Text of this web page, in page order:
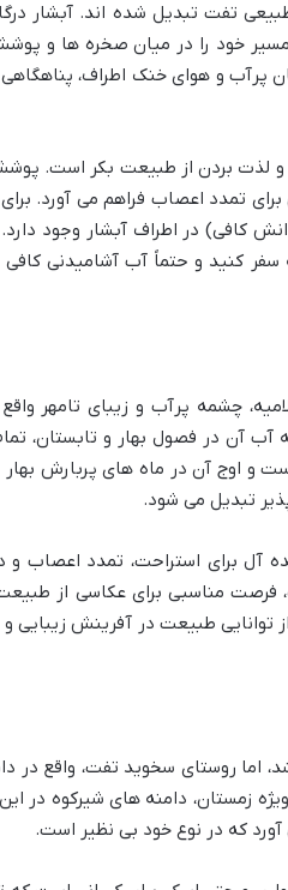
تفت تبدیل شده اند. آبشار
و مسیر خود را در میان صخره ها و
پرآب و هوای خنک اطراف، پناهگاهی
و لذت بردن از طبیعت بکر است.
تمدد اعصاب فراهم می آورد. برای
کافی) در اطراف آبشار وجود
کنید و حتماً آب آشامیدنی کافی
اسلامیه، چشمه پرآب و زیبای تامهر
آن در فصول بهار و تابستان،
و اوج آن در ماه های پربارش بهار
تبدیل می شود.
آل برای استراحت، تمدد اعصاب و
فرصت مناسبی برای عکاسی از
طبیعت در آفرینش زیبایی
روستای سخوید تفت، واقع در
زمستان، دامنه های شیرکوه در
که در نوع خود بی نظیر است.